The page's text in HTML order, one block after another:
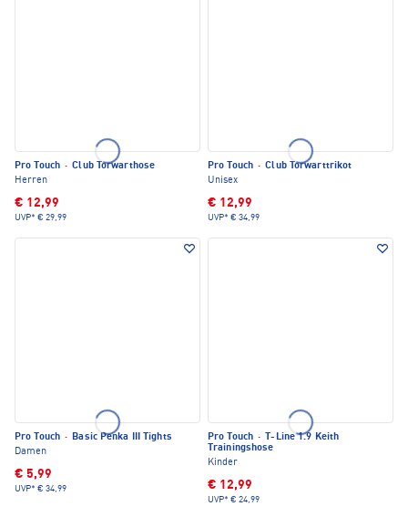
Pro Touch · Club Torwarthose
Herren
€ 12,99
UVP* € 29,99
Pro Touch · Club Torwarttrikot
Unisex
€ 12,99
UVP* € 34,99
Pro Touch · Basic Penka III Tights
Damen
€ 5,99
UVP* € 34,99
Pro Touch ·
T-Line 1.9 Keith
Trainingshose
Kinder
€ 12,99
UVP* € 24,99